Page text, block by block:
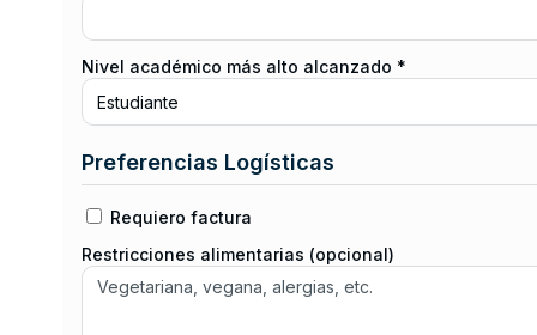
Nivel académico más alto alcanzado *
Preferencias Logísticas
Requiero factura
Restricciones alimentarias (opcional)